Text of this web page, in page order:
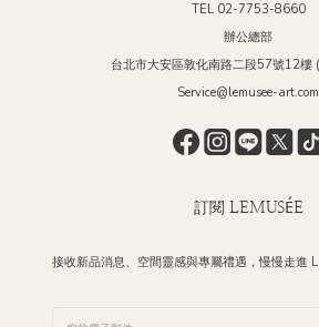
TEL 02-7753-8660
辦公總部
台北市大安區敦化南路二段57號12樓
Service@lemusee-art.com
訂閱 LEMUSÉE
接收新品消息、空間靈感與專屬禮遇，慢慢走進